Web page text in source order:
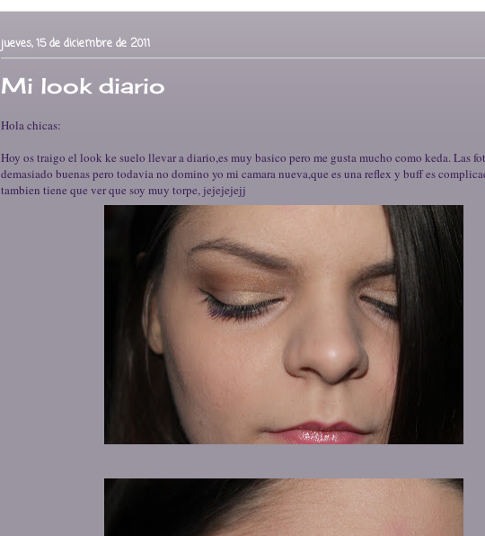
jueves, 15 de diciembre de 2011
Mi look diario
Hola chicas:
Hoy os traigo el look ke suelo llevar a diario,es muy basico pero me gusta mucho como keda. Las
demasiado buenas pero todavia no domino yo mi camara nueva,que es una reflex y buff es
tambien tiene que ver que soy muy torpe, jejejejejj